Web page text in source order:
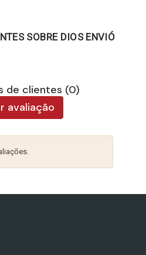
SOBRE DIOS ENVIÓ
de clientes (0)
avaliação